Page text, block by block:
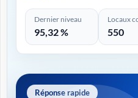
Dernier niveau
95,32 %
Locaux
550
Réponse rapide